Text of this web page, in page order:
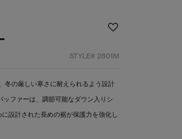
STYLE# 2801M
冬の厳しい寒さに耐えられるよう設計
ファーは、調節可能なダウン入りシ
設計された長めの裾が保護力を強化し